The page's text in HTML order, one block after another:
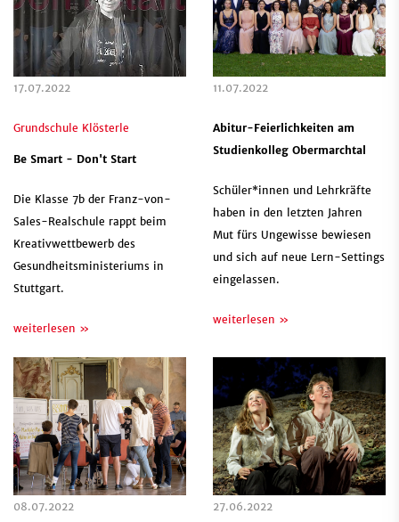
17.07.2022
Grundschule Klösterle
Be Smart - Don't Start
Die Klasse 7b der Franz-von-
Sales-Realschule rappt beim
Kreativwettbewerb des
Gesundheitsministeriums in
Stuttgart.
weiterlesen »
11.07.2022
Abitur-Feierlichkeiten am
Studienkolleg Obermarchtal
Schüler*innen und Lehrkräfte
haben in den letzten Jahren
Mut fürs Ungewisse bewiesen
und sich auf neue Lern-Settings
eingelassen.
weiterlesen »
08.07.2022 27.06.2022